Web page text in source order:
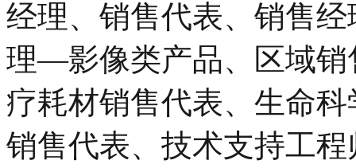
经理、销售代表、销售
理—影像类产品、区域销
疗耗材销售代表、生命
销售代表、技术支持工